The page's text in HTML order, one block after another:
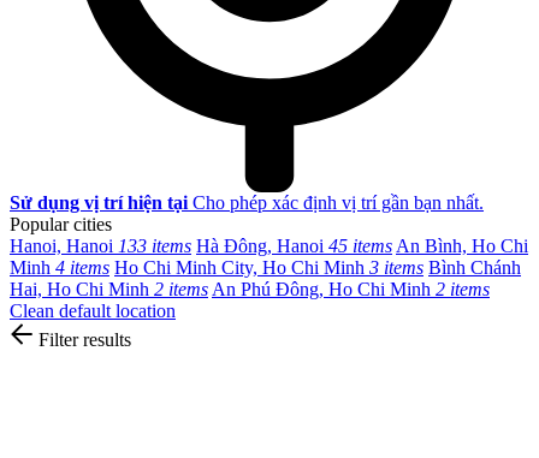
Sử dụng vị trí hiện tại Cho phép xác định vị trí gần bạn nhất.
Popular cities
Hanoi, Hanoi 133 items Hà Đông, Hanoi 45 items An Bình, Ho Chi
Minh 4 items Ho Chi Minh City, Ho Chi Minh 3 items Bình Chánh
Hai, Ho Chi Minh 2 items An Phú Đông, Ho Chi Minh 2 items
Clean default location
Filter results